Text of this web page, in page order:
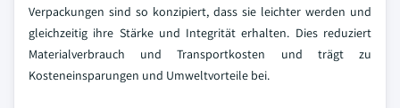
Verpackungen sind so konzipiert, dass sie leichter werden und
gleichzeitig ihre Stärke und Integrität erhalten. Dies reduziert
Materialverbrauch und Transportkosten und trägt zu
Kosteneinsparungen und Umweltvorteile bei.